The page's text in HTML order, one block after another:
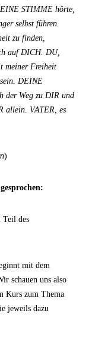
STIMME hörte,
selbst führen.
zu finden,
auf DICH. DU,
meiner Freiheit
DEINE
der Weg zu DIR und
allein. VATER, es
)
Teil des
mit dem
schauen uns also
Kurs zum Thema
jeweils dazu